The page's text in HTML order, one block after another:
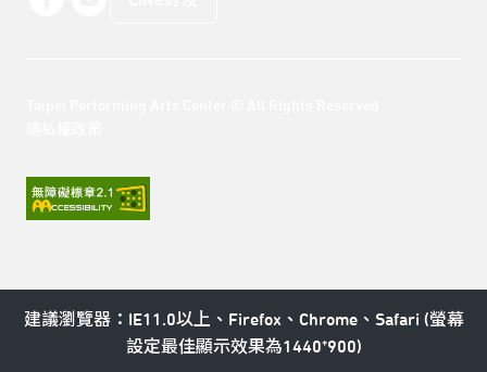
建議瀏覽器：IE11.0以上、Firefox、Chrome、Safari (螢幕
設定最佳顯示效果為1440*900)